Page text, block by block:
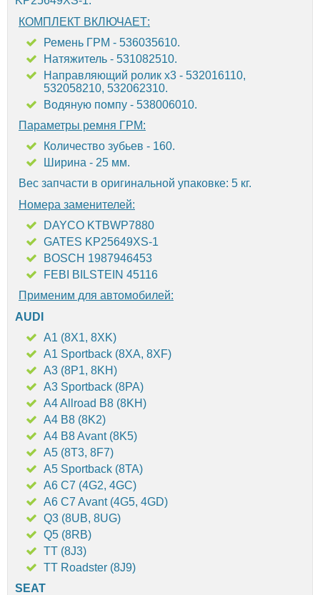
КОМПЛЕКТ ВКЛЮЧАЕТ:
Ремень ГРМ - 536035610.
Натяжитель - 531082510.
Направляющий ролик х3 - 532016110,
532058210, 532062310.
Водяную помпу - 538006010.
Параметры ремня ГРМ:
Количество зубьев - 160.
Ширина - 25 мм.
Вес запчасти в оригинальной упаковке: 5 кг.
Номера заменителей:
DAYCO KTBWP7880
GATES KP25649XS-1
BOSCH 1987946453
FEBI BILSTEIN 45116
Применим для автомобилей:
AUDI
A1 (8X1, 8XK)
A1 Sportback (8XA, 8XF)
A3 (8P1, 8KH)
A3 Sportback (8PA)
A4 Allroad B8 (8KH)
A4 B8 (8K2)
A4 B8 Avant (8K5)
A5 (8T3, 8F7)
A5 Sportback (8TA)
A6 C7 (4G2, 4GC)
A6 C7 Avant (4G5, 4GD)
Q3 (8UB, 8UG)
Q5 (8RB)
TT (8J3)
TT Roadster (8J9)
SEAT